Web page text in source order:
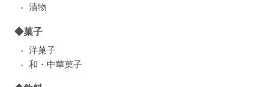
漬物
◆菓子
洋菓子
和・中華菓子